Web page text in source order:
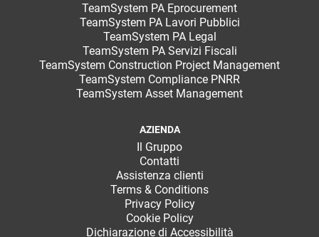
TeamSystem PA Eprocurement
TeamSystem PA Lavori Pubblici
TeamSystem PA Legal
TeamSystem PA Servizi Fiscali
TeamSystem Construction Project Management
TeamSystem Compliance PNRR
TeamSystem Asset Management
AZIENDA
Il Gruppo
Contatti
Assistenza clienti
Terms & Conditions
Privacy Policy
Cookie Policy
Dichiarazione di Accessibilità